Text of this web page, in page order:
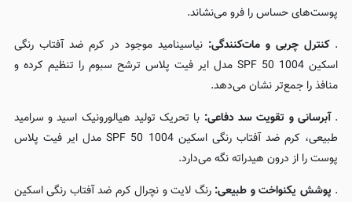
پوست‌های حساس را فرو می‌نشاند.
.کنترل چربی و مات‌کنندگی: نیاسینامید موجود در کرم ضد آفتاب رنگی
اسکین 1004 SPF 50 مدل ایر فیت پلاس ترشح سبوم را تنظیم کرده و
منافذ را جمع‌تر نشان می‌دهد.
.آبرسانی و تقویت سد دفاعی: با تحریک تولید هیالورونیک اسید و سرامید
طبیعی، کرم ضد آفتاب رنگی اسکین 1004 SPF 50 مدل ایر فیت پلاس
پوست را از درون هیدراته نگه می‌دارد.
. پوشش یکنواخت و طبیعی: رنگ لایت و نچرال کرم ضد آفتاب رنگی اسکین